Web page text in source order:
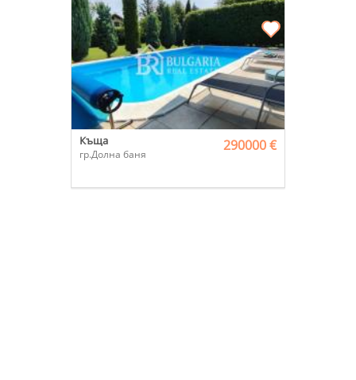
Къща
гр.Долна баня
290000 €